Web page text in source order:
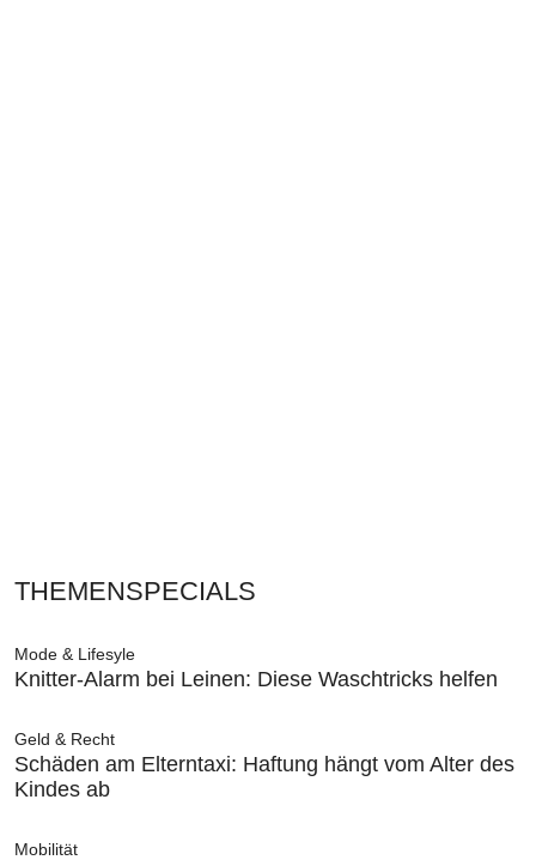
THEMENSPECIALS
Mode & Lifesyle
Knitter-Alarm bei Leinen: Diese Waschtricks helfen
Geld & Recht
Schäden am Elterntaxi: Haftung hängt vom Alter des
Kindes ab
Mobilität